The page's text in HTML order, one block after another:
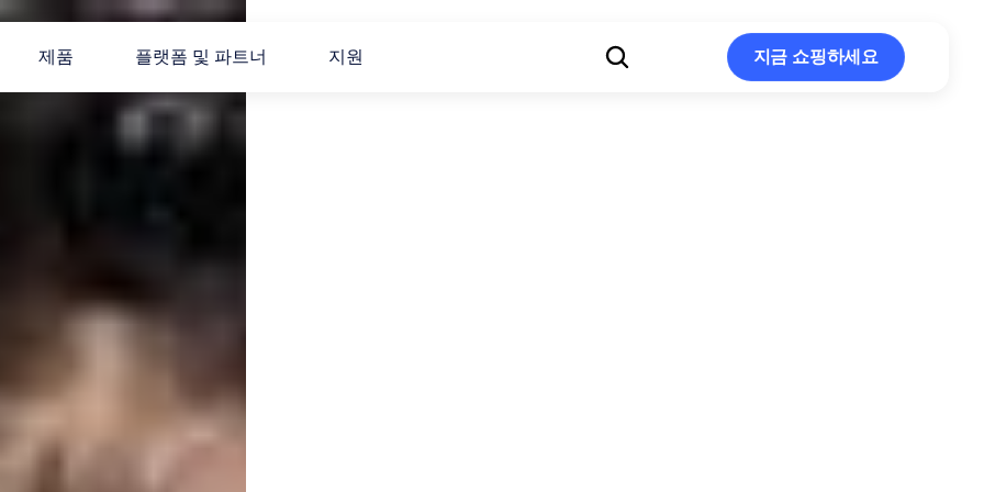
제품 플랫폼 및 파트너 지원
지금 쇼핑하세요